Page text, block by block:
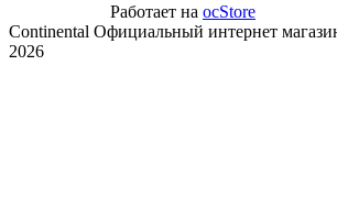
Работает на ocStore
Continental Официальный интернет
2026